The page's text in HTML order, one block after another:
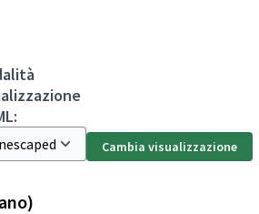
Cambia visualizzazione